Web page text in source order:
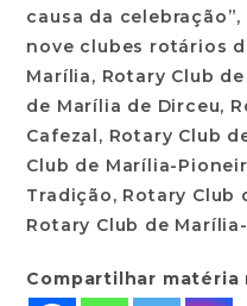
causa da
nove clubes rotários
Marília, Rotary Club
de Marília de Dirceu,
Cafezal, Rotary Club
Club de Marília-
Tradição, Rotary Club
Rotary Club de
Compartilhar matéria